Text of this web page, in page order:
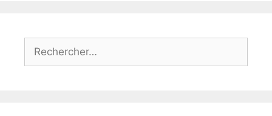
Rechercher :